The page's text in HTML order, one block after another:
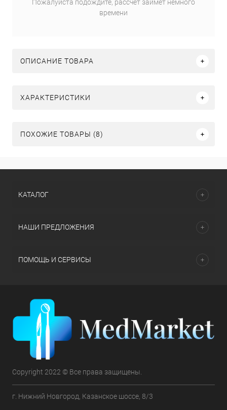
Пожалуйста подождите, рассчет займет немного
времени
ОПИСАНИЕ ТОВАРА
ХАРАКТЕРИСТИКИ
ПОХОЖИЕ ТОВАРЫ (8)
КАТАЛОГ
НАШИ ПРЕДЛОЖЕНИЯ
ПОМОЩЬ И СЕРВИСЫ
Copyright 2022 © Все права защищены.
г. Нижний Новгород, Казанское шоссе, 8/3